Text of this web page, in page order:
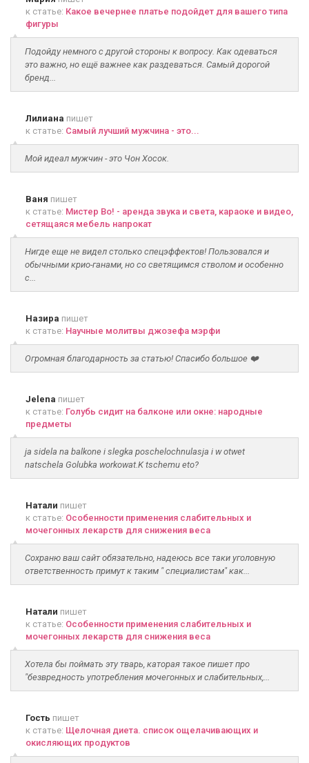
к статье: Какое вечернее платье подойдет для вашего типа
фигуры
Подойду немного с другой стороны к вопросу. Как одеваться
это важно, но ещё важнее как раздеваться. Самый дорогой
бренд...
Лилиана пишет
к статье: Самый лучший мужчина - это...
Мой идеал мужчин - это Чон Хосок.
Ваня пишет
к статье: Мистер Во! - аренда звука и света, караоке и видео,
сетящаяся мебель напрокат
Нигде еще не видел столько спецэффектов! Пользовался и
обычными крио-ганами, но со светящимся стволом и особенно
с...
Назира пишет
к статье: Научные молитвы джозефа мэрфи
Огромная благодарность за статью! Спасибо большое ❤️
Jelena пишет
к статье: Голубь сидит на балконе или окне: народные
предметы
ja sidela na balkone i slegka poschelochnulasja i w otwet
natschela Golubka workowat.K tschemu eto?
Натали пишет
к статье: Особенности применения слабительных и
мочегонных лекарств для снижения веса
Сохраню ваш сайт обязательно, надеюсь все таки уголовную
ответственность примут к таким " специалистам" как...
Натали пишет
к статье: Особенности применения слабительных и
мочегонных лекарств для снижения веса
Хотела бы поймать эту тварь, каторая такое пишет про
"безвредность употребления мочегонных и слабительных,...
Гость пишет
к статье: Щелочная диета. список ощелачивающих и
окисляющих продуктов